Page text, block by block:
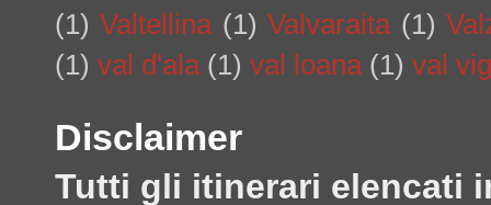
(1) Valtellina (1) Valvaraita (1)
(1) val d'ala (1) val loana (1) val
Disclaimer
Tutti gli itinerari elencati